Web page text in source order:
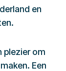
en
plezier om
Een